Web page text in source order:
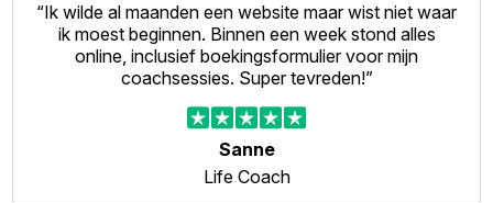
“Ik wilde al maanden een website maar wist niet waar
ik moest beginnen. Binnen een week stond alles
online, inclusief boekingsformulier voor mijn
coachsessies. Super tevreden!”
Sanne
Life Coach